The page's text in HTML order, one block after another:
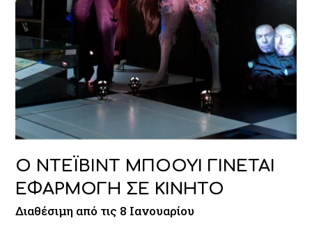
Ο ΝΤΕΪΒΙΝΤ ΜΠΟΟΥΙ ΓΙΝΕΤΑΙ
ΕΦΑΡΜΟΓΗ ΣΕ ΚΙΝΗΤΟ
Διαθέσιμη από τις 8 Ιανουαρίου